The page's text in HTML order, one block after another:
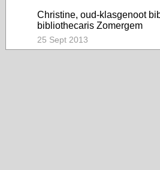
Christine, oud-klasgenoot
bibliothecaris Zomergem
25 Sept 2013